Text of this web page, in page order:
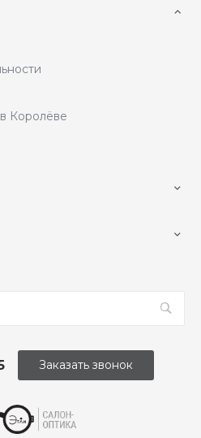
Королёве
Заказать звонок